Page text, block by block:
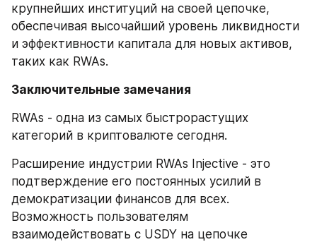
крупнейших институций на своей цепочке,
обеспечивая высочайший уровень ликвидности
и эффективности капитала для новых активов,
таких как RWAs.
Заключительные замечания
RWAs - одна из самых быстрорастущих
категорий в криптовалюте сегодня.
Расширение индустрии RWAs Injective - это
подтверждение его постоянных усилий в
демократизации финансов для всех.
Возможность пользователям
взаимодействовать с USDY на цепочке